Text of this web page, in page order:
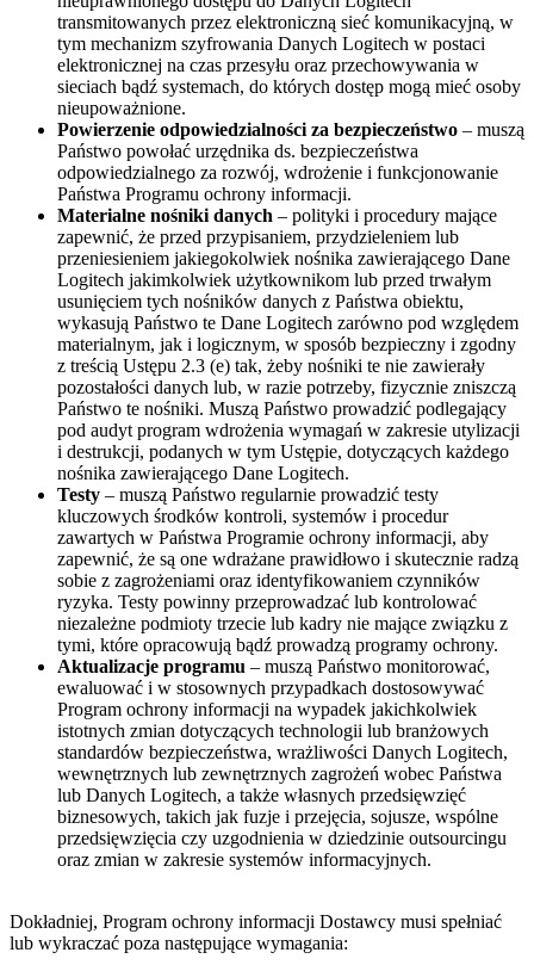
transmitowanych przez elektroniczną sieć komunikacyjną, w
tym mechanizm szyfrowania Danych Logitech w postaci
elektronicznej na czas przesyłu oraz przechowywania w
sieciach bądź systemach, do których dostęp mogą mieć osoby
nieupoważnione.
Powierzenie odpowiedzialności za bezpieczeństwo – muszą
Państwo powołać urzędnika ds. bezpieczeństwa
odpowiedzialnego za rozwój, wdrożenie i funkcjonowanie
Państwa Programu ochrony informacji.
Materialne nośniki danych – polityki i procedury mające
zapewnić, że przed przypisaniem, przydzieleniem lub
przeniesieniem jakiegokolwiek nośnika zawierającego Dane
Logitech jakimkolwiek użytkownikom lub przed trwałym
usunięciem tych nośników danych z Państwa obiektu,
wykasują Państwo te Dane Logitech zarówno pod względem
materialnym, jak i logicznym, w sposób bezpieczny i zgodny
z treścią Ustępu 2.3 (e) tak, żeby nośniki te nie zawierały
pozostałości danych lub, w razie potrzeby, fizycznie zniszczą
Państwo te nośniki. Muszą Państwo prowadzić podlegający
pod audyt program wdrożenia wymagań w zakresie utylizacji
i destrukcji, podanych w tym Ustępie, dotyczących każdego
nośnika zawierającego Dane Logitech.
Testy – muszą Państwo regularnie prowadzić testy
kluczowych środków kontroli, systemów i procedur
zawartych w Państwa Programie ochrony informacji, aby
zapewnić, że są one wdrażane prawidłowo i skutecznie radzą
sobie z zagrożeniami oraz identyfikowaniem czynników
ryzyka. Testy powinny przeprowadzać lub kontrolować
niezależne podmioty trzecie lub kadry nie mające związku z
tymi, które opracowują bądź prowadzą programy ochrony.
Aktualizacje programu – muszą Państwo monitorować,
ewaluować i w stosownych przypadkach dostosowywać
Program ochrony informacji na wypadek jakichkolwiek
istotnych zmian dotyczących technologii lub branżowych
standardów bezpieczeństwa, wrażliwości Danych Logitech,
wewnętrznych lub zewnętrznych zagrożeń wobec Państwa
lub Danych Logitech, a także własnych przedsięwzięć
biznesowych, takich jak fuzje i przejęcia, sojusze, wspólne
przedsięwzięcia czy uzgodnienia w dziedzinie outsourcingu
oraz zmian w zakresie systemów informacyjnych.
Dokładniej, Program ochrony informacji Dostawcy musi spełniać
lub wykraczać poza następujące wymagania: